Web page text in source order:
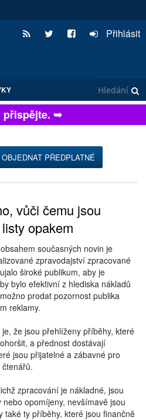
Přihlásit
➥
OBJEDNAT PŘEDPLATNÉ
vůči čemu jsou
opakem
současných novin je
zpravodajství zpracované
široké publikum, aby je
bylo efektivní z hlediska nákladů
prodat pozornost publika
reklamy.
že jsou přehlíženy příběhy, které
a přednost dostávají
jsou přijatelné a zábavné pro
zpracování je nákladné, jsou
nebo opomíjeny, nevšímavě jsou
také ty příběhy, které jsou finančně